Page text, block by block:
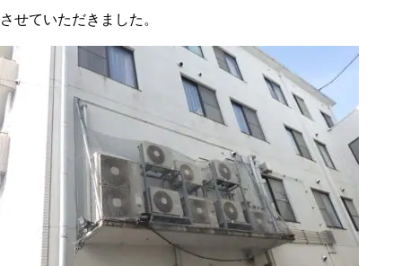
させていただきました。